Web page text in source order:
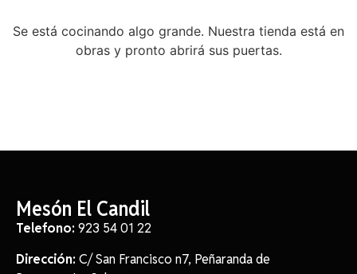
Se está cocinando algo grande. Nuestra tienda está en
obras y pronto abrirá sus puertas.
Mesón El Candil
Telefono: 923 54 01 22
Dirección: C/ San Francisco n7, Peñaranda de